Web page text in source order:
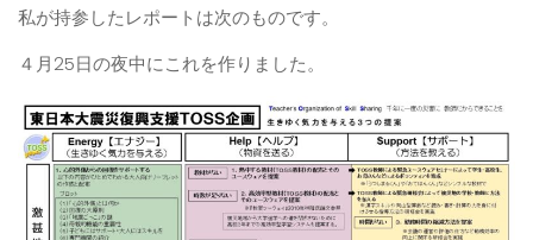
私が持参したレポートは次のものです。
４月25日の夜中にこれを作りました。